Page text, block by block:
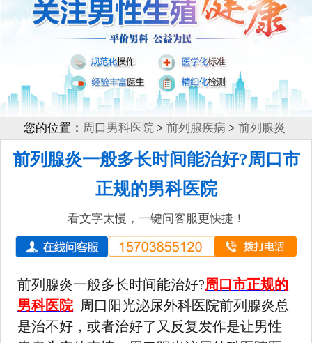
您的位置： 周口男科医院> 前列腺疾病 > 前列腺炎
前列腺炎一般多长时间能治好?周口市
正规的男科医院
看文字太慢，一键问客服更快捷！
前列腺炎一般多长时间能治好?周口市正规的
男科医院_周口阳光泌尿外科医院前列腺炎总
是治不好，或者治好了又反复发作是让男性